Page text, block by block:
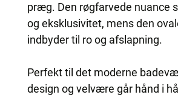
præg. Den røgfarvede nuance
og eksklusivitet, mens den
indbyder til ro og afslapning.
Perfekt til det moderne
design og velvære går hånd i